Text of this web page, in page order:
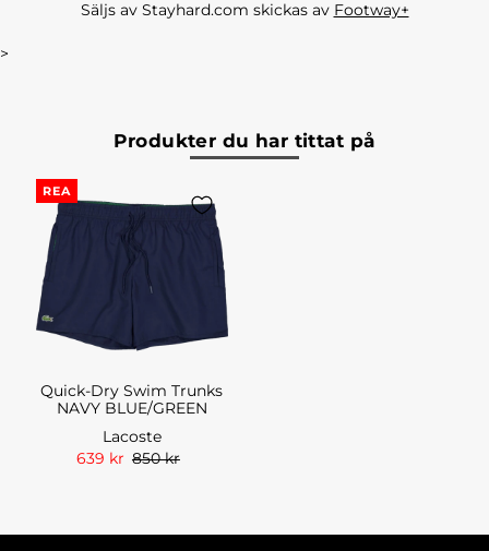
Säljs av Stayhard.com skickas av Footway+
>
Produkter du har tittat på
REA
Quick-Dry Swim Trunks
NAVY BLUE/GREEN
Lacoste
639 kr 850 kr